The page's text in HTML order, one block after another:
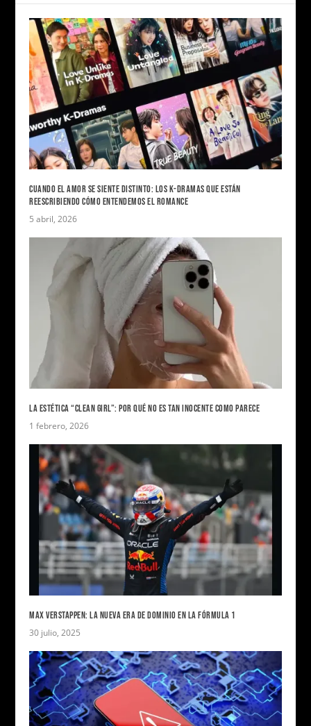
CUANDO EL AMOR SE SIENTE DISTINTO: LOS K-DRAMAS QUE ESTÁN
REESCRIBIENDO CÓMO ENTENDEMOS EL ROMANCE
5 abril, 2026
LA ESTÉTICA “CLEAN GIRL”: POR QUÉ NO ES TAN INOCENTE COMO PARECE
1 febrero, 2026
MAX VERSTAPPEN: LA NUEVA ERA DE DOMINIO EN LA FÓRMULA 1
30 julio, 2025